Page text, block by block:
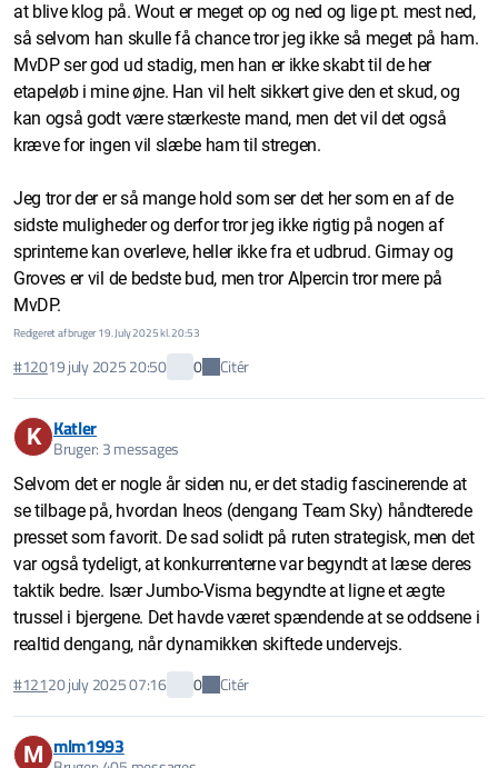
at blive klog på. Wout er meget op og ned og lige pt. mest ned,
så selvom han skulle få chance tror jeg ikke så meget på ham.
MvDP ser god ud stadig, men han er ikke skabt til de her
etapeløb i mine øjne. Han vil helt sikkert give den et skud, og
kan også godt være stærkeste mand, men det vil det også
kræve for ingen vil slæbe ham til stregen.
Jeg tror der er så mange hold som ser det her som en af de
sidste muligheder og derfor tror jeg ikke rigtig på nogen af
sprinterne kan overleve, heller ikke fra et udbrud. Girmay og
Groves er vil de bedste bud, men tror Alpercin tror mere på
MvDP.
Redigeret af bruger 19. July 2025 kl. 20:53
#12019 july 2025 20:50 0 Citér
K Katler
Bruger: 3 messages
Selvom det er nogle år siden nu, er det stadig fascinerende at
se tilbage på, hvordan Ineos (dengang Team Sky) håndterede
presset som favorit. De sad solidt på ruten strategisk, men det
var også tydeligt, at konkurrenterne var begyndt at læse deres
taktik bedre. Især Jumbo-Visma begyndte at ligne et ægte
trussel i bjergene. Det havde været spændende at se oddsene i
realtid dengang, når dynamikken skiftede undervejs.
#12120 july 2025 07:16 0 Citér
M mlm1993